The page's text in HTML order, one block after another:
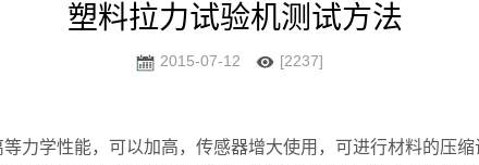
塑料拉力试验机测试方法
2015-07-12 [2237]
力学性能，可以加高，传感器增大使用，可进行材料的压缩